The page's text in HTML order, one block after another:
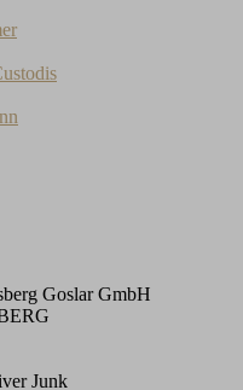
Goslar GmbH
Junk